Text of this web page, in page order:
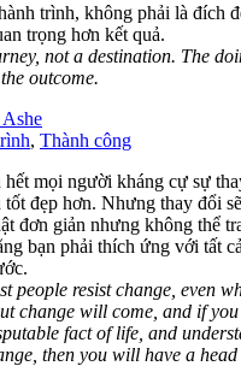
trình, không phải là đích
trọng hơn kết quả.
not a destination. The
outcome.
, Thành công
mọi người kháng cự sự
đẹp hơn. Nhưng thay đổi
đơn giản nhưng không thể
bạn phải thích ứng với tất
people resist change, even
change will come, and if
fact of life, and
then you will have a head